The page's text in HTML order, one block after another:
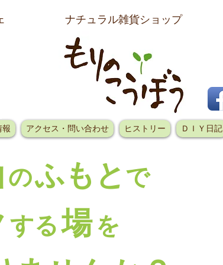
ナチュラル雑貨ショップ
報 アクセス・問い合わせ ヒストリー ＤＩＹ日記
のふもと で
する場 を